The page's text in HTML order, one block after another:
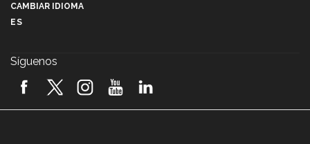
2026! (video)
CAMBIAR IDIOMA
ES
Síguenos